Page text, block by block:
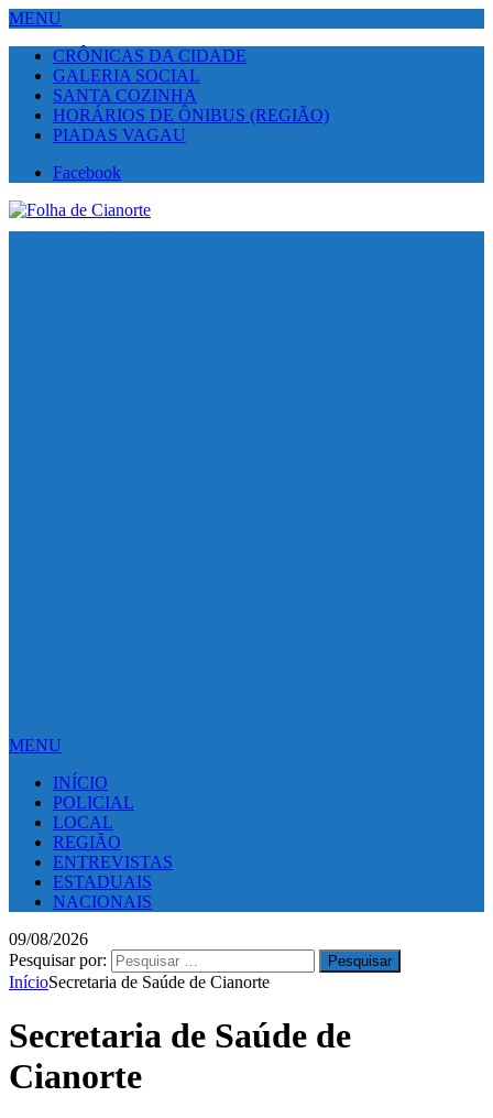
MENU
CRÔNICAS DA CIDADE
GALERIA SOCIAL
SANTA COZINHA
HORÁRIOS DE ÔNIBUS (REGIÃO)
PIADAS VAGAU
Facebook
MENU
INÍCIO
POLICIAL
LOCAL
REGIÃO
ENTREVISTAS
ESTADUAIS
NACIONAIS
09/08/2026
Pesquisar por:
InícioSecretaria de Saúde de Cianorte
Secretaria de Saúde de
Cianorte